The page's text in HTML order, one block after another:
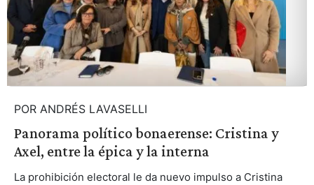
POR ANDRÉS LAVASELLI
Panorama político bonaerense: Cristina y
Axel, entre la épica y la interna
La prohibición electoral le da nuevo impulso a Cristina